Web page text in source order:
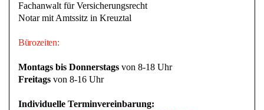
Fachanwalt für Versicherungsrecht
Notar mit Amtssitz in Kreuztal
Bürozeiten:
Montags bis Donnerstags von 8-18 Uhr
Freitags von 8-16 Uhr
Individuelle Terminvereinbarung: